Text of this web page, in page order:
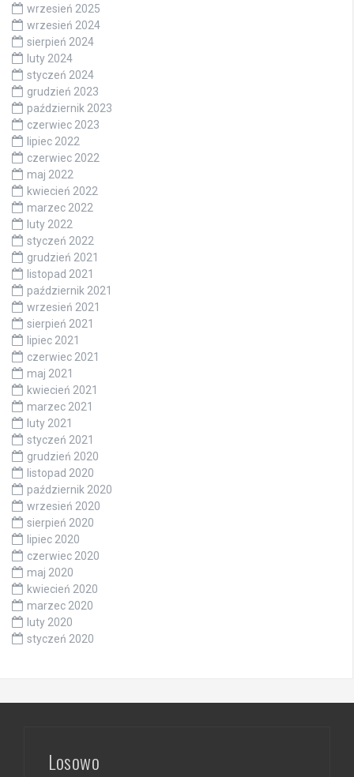
wrzesień 2025
wrzesień 2024
sierpień 2024
luty 2024
styczeń 2024
grudzień 2023
październik 2023
czerwiec 2023
lipiec 2022
czerwiec 2022
maj 2022
kwiecień 2022
marzec 2022
luty 2022
styczeń 2022
grudzień 2021
listopad 2021
październik 2021
wrzesień 2021
sierpień 2021
lipiec 2021
czerwiec 2021
maj 2021
kwiecień 2021
marzec 2021
luty 2021
styczeń 2021
grudzień 2020
listopad 2020
październik 2020
wrzesień 2020
sierpień 2020
lipiec 2020
czerwiec 2020
maj 2020
kwiecień 2020
marzec 2020
luty 2020
styczeń 2020
Losowo